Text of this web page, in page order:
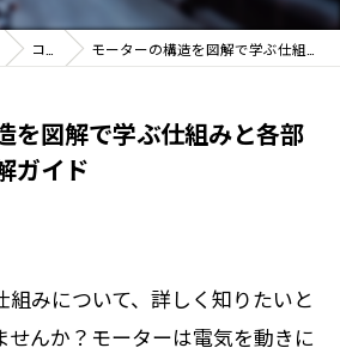
コラム モーターの構造を図解で学ぶ仕組みと各部名称の徹底理解ガイド
を図解で学ぶ仕組みと各部
ガイド
組みについて、詳しく知りたいと
せんか？モーターは電気を動きに